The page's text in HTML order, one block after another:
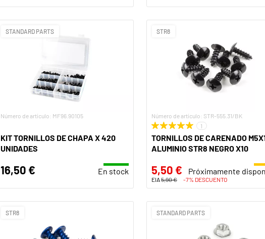
STANDARD PARTS
Número de artículo: MF96.90105
KIT TORNILLOS DE CHAPA X 420
UNIDADES
16,50 € En stock
STR8
Número de artículo: STR-555.31/BK
1
TORNILLOS DE CARENADO
ALUMINIO STR8 NEGRO X10
5,50 € Próximamente
EIA5,90 € -7% DESCUENTO
STR8 STANDARD PARTS